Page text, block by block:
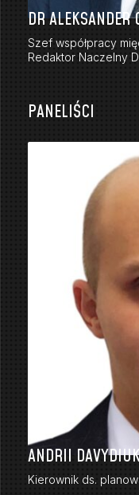
DR ALEKSANDER
Szef współpracy
Redaktor Naczelny
PANELIŚCI
ANDRII
Kierownik ds.